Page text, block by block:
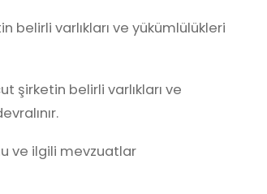
belirli varlıkları ve yükümlülükleri
şirketin belirli varlıkları ve
ve ilgili mevzuatlar